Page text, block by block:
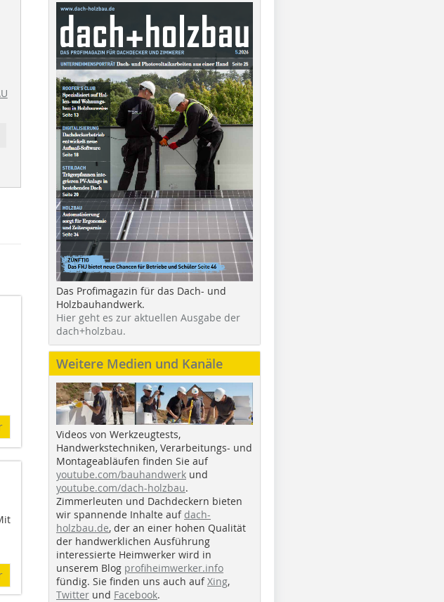
Das Profimagazin für das Dach- und
Holzbauhandwerk.
Hier geht es zur aktuellen Ausgabe der
dach+holzbau.
Weitere Medien und Kanäle
Videos von Werkzeugtests,
Handwerkstechniken, Verarbeitungs- und
Montageabläufen finden Sie auf
youtube.com/bauhandwerk und
youtube.com/dach-holzbau.
Zimmerleuten und Dachdeckern bieten
wir spannende Inhalte auf dach-
holzbau.de, der an einer hohen Qualität
der handwerklichen Ausführung
interessierte Heimwerker wird in
unserem Blog profiheimwerker.info
fündig. Sie finden uns auch aufXing,
Twitter und Facebook.